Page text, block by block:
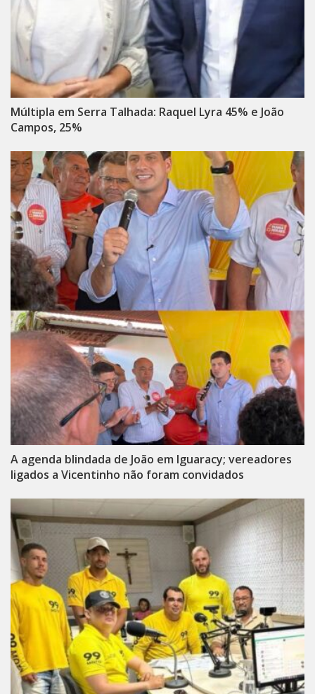
Múltipla em Serra Talhada: Raquel Lyra 45% e João
Campos, 25%
A agenda blindada de João em Iguaracy; vereadores
ligados a Vicentinho não foram convidados